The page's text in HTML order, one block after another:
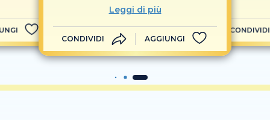
Leggi di più
CONDIVIDI AGGIUNGI
CONDIVIDI